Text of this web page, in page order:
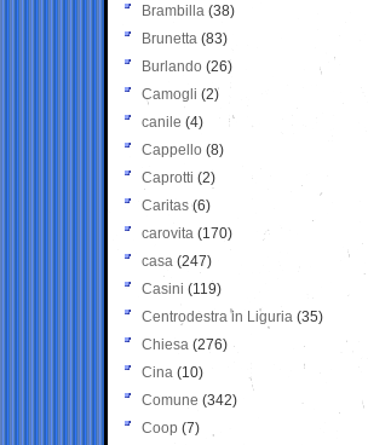
Brambilla (38)
Brunetta (83)
Burlando (26)
Camogli (2)
canile (4)
Cappello (8)
Caprotti (2)
Caritas (6)
carovita (170)
casa (247)
Casini (119)
Centrodestra in Liguria (35)
Chiesa (276)
Cina (10)
Comune (342)
Coop (7)